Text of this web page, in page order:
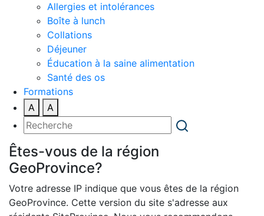
Allergies et intolérances
Boîte à lunch
Collations
Déjeuner
Éducation à la saine alimentation
Santé des os
Formations
A
A
Êtes-vous de la région
GeoProvince?
Votre adresse IP indique que vous êtes de la région
GeoProvince. Cette version du site s'adresse aux